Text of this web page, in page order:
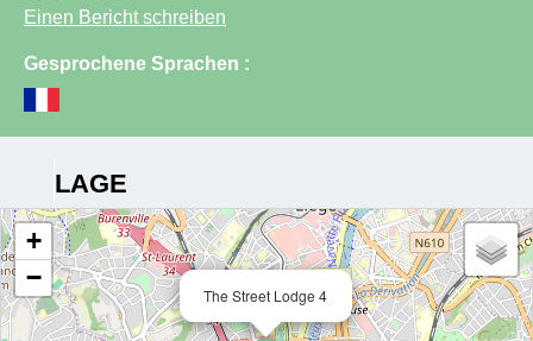
Einen Bericht schreiben
Gesprochene Sprachen :
LAGE
The Street Lodge 4
+
−